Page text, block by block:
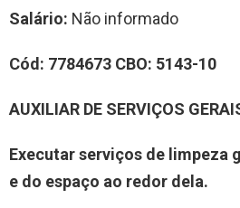
Salário: Não informado
Cód: 7784673 CBO: 5143-10
AUXILIAR DE SERVIÇOS
Executar serviços de limpeza
e do espaço ao redor dela.